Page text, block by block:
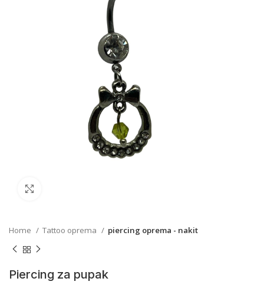
Home Tattoo oprema piercing oprema - nakit
Piercing za pupak